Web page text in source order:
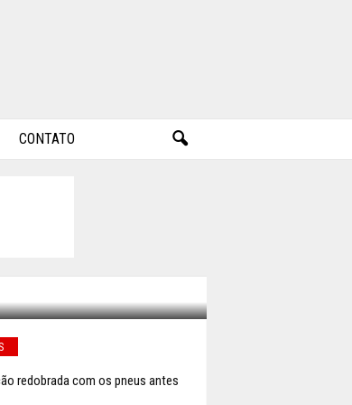
CONTATO
redobrada com os pneus antes